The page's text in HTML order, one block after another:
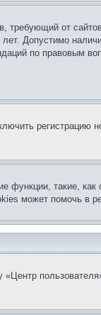
требующий от
Допустимо
по правовым
регистрацию
такие, как
может помочь в